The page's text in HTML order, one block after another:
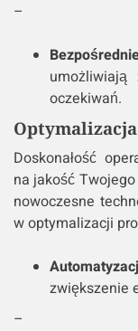
–
umożliwiają
oczekiwań.
Doskonałość
na jakość
nowoczesne
w optymalizacji
zwiększenie
–